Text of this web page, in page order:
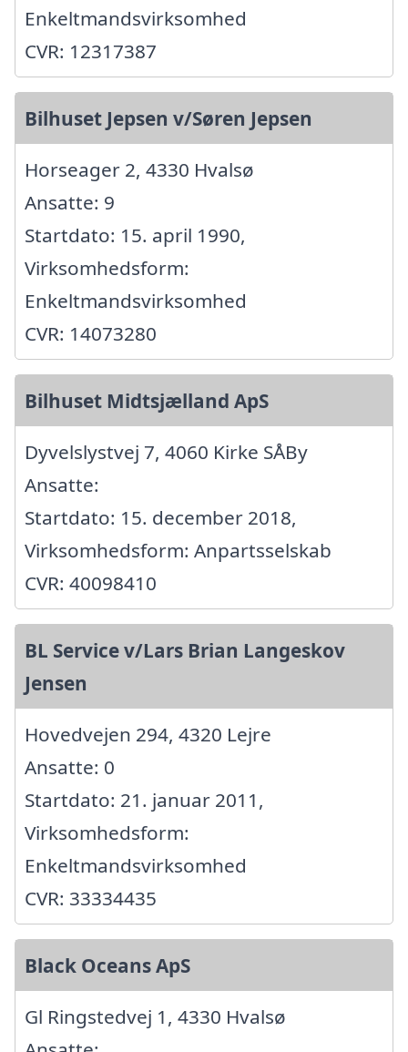
Enkeltmandsvirksomhed
CVR: 12317387
Bilhuset Jepsen v/Søren Jepsen
Horseager 2, 4330 Hvalsø
Ansatte: 9
Startdato: 15. april 1990,
Virksomhedsform:
Enkeltmandsvirksomhed
CVR: 14073280
Bilhuset Midtsjælland ApS
Dyvelslystvej 7, 4060 Kirke SÅBy
Ansatte:
Startdato: 15. december 2018,
Virksomhedsform: Anpartsselskab
CVR: 40098410
BL Service v/Lars Brian Langeskov
Jensen
Hovedvejen 294, 4320 Lejre
Ansatte: 0
Startdato: 21. januar 2011,
Virksomhedsform:
Enkeltmandsvirksomhed
CVR: 33334435
Black Oceans ApS
Gl Ringstedvej 1, 4330 Hvalsø